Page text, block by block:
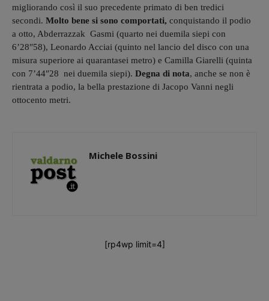
migliorando così il suo precedente primato di ben tredici
secondi. Molto bene si sono comportati, conquistando il podio
a otto, Abderrazzak Gasmi (quarto nei duemila siepi con
6’28″58), Leonardo Acciai (quinto nel lancio del disco con una
misura superiore ai quarantasei metro) e Camilla Giarelli (quinta
con 7’44″28 nei duemila siepi). Degna di nota, anche se non è
rientrata a podio, la bella prestazione di Jacopo Vanni negli
ottocento metri.
Michele Bossini
[rp4wp limit=4]